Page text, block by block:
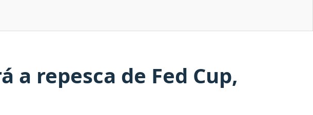
repesca de Fed Cup,